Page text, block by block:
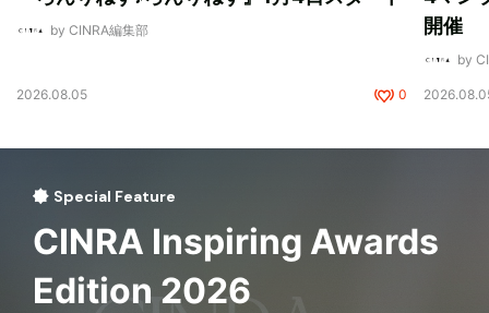
by CINRA編集部
2026.08.05 0
開催
by
Special Feature
CINRA Inspiring Awards
Edition 2026